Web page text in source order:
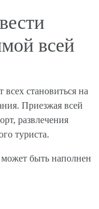
всей
становиться на
Приезжая всей
развлечения
туриста.
быть наполнен